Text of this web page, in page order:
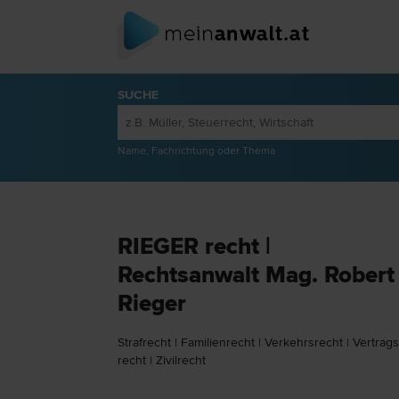
SUCHE
Name, Fachrichtung oder Thema
RIEGER recht |
Rechtsanwalt Mag. Robert
Rieger
Straf­recht | Familien­recht | Verkehrs­recht |
recht | Zivil­recht